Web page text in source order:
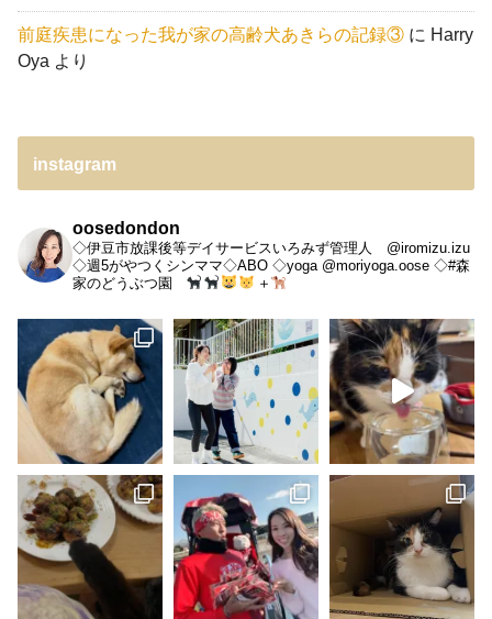
前庭疾患になった我が家の高齢犬あきらの記録③ に Harry
Oya より
instagram
oosedondon
◇伊豆市放課後等デイサービスいろみず管理人 @iromizu.izu
◇週5がやつくシンママ◇ABO ◇yoga @moriyoga.oose ◇#森
家のどうぶつ園
＋